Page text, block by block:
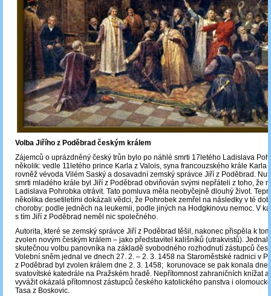
Volba Jiřího z Poděbrad českým králem
Zájemců o uprázdněný český trůn bylo po náhlé smrti 17letého Ladislava
několik: vedle 11letého prince Karla z Valois, syna francouzského krále Karla
rovněž vévoda Vilém Saský a dosavadní zemský správce Jiří z Poděbrad.
smrti mladého krále byl Jiří z Poděbrad obviňován svými nepřáteli z toho, že
Ladislava Pohrobka otrávit. Tato pomluva měla neobyčejně dlouhý život.
několika desetiletími dokázali vědci, že Pohrobek zemřel na následky v té
choroby: podle jedněch na leukemii, podle jiných na Hodgkinovu nemoc. V
s tím Jiří z Poděbrad neměl nic společného.
Autorita, které se zemský správce Jiří z Poděbrad těšil, nakonec přispěla k
zvolen novým českým králem – jako představitel kališníků (utrakvistů).
skutečnou volbu panovníka na základě svobodného rozhodnutí zástupců
Volební sněm jednal ve dnech 27. 2. – 2. 3. 1458 na Staroměstské radnici v
z Poděbrad byl zvolen králem dne 2. 3. 1458; korunovace se pak konala dne
svatovítské katedrále na Pražském hradě. Nepřítomnost zahraničních knížat
vyvážit okázalá přítomnost zástupců českého katolického panstva i
Tasa z Boskovic.